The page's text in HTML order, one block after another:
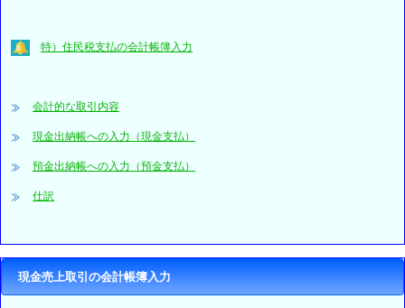
特）住民税支払の会計帳簿入力
会計的な取引内容
現金出納帳への入力（現金支払）
預金出納帳への入力（預金支払）
仕訳
現金売上取引の会計帳簿入力